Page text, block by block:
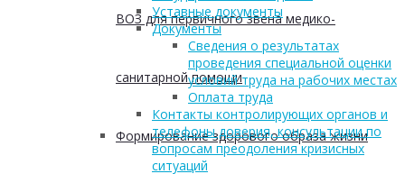
ВОЗ для первичного звена медико-
санитарной помощи
Формирование здорового образа жизни
Уставные документы
Документы
Сведения о результатах
проведения специальной оценки
условий труда на рабочих местах
Оплата труда
Контакты контролирующих органов и
телефоны доверия, консультации по
вопросам преодоления кризисных
ситуаций